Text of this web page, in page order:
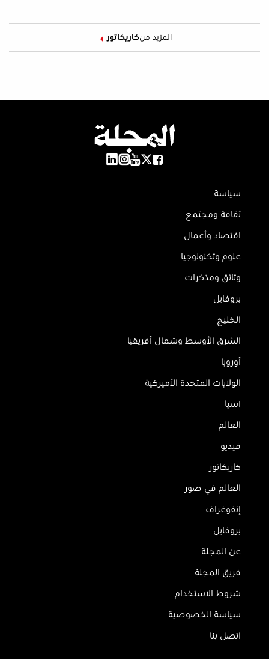
المزيد منكاريكاتور
سياسة
ثقافة ومجتمع
اقتصاد وأعمال
علوم وتكنولوجيا
وثائق ومذكرات
بروفايل
الخليج
الشرق الأوسط وشمال أفريقيا
أوروبا
الولايات المتحدة الأميركية
آسيا
العالم
فيديو
كاريكاتور
العالم في صور
إنفوغراف
بروفايل
عن المجلة
فريق المجلة
شروط الاستخدام
سياسة الخصوصية
اتصل بنا